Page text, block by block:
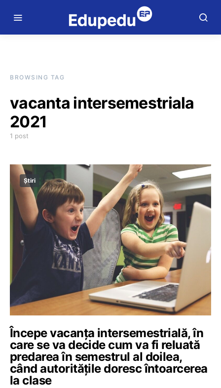
BROWSING TAG
vacanta intersemestriala
2021
1 post
Știri
Începe vacanța intersemestrială, în
care se va decide cum va fi reluată
predarea în semestrul al doilea,
când autoritățile doresc întoarcerea
la clase